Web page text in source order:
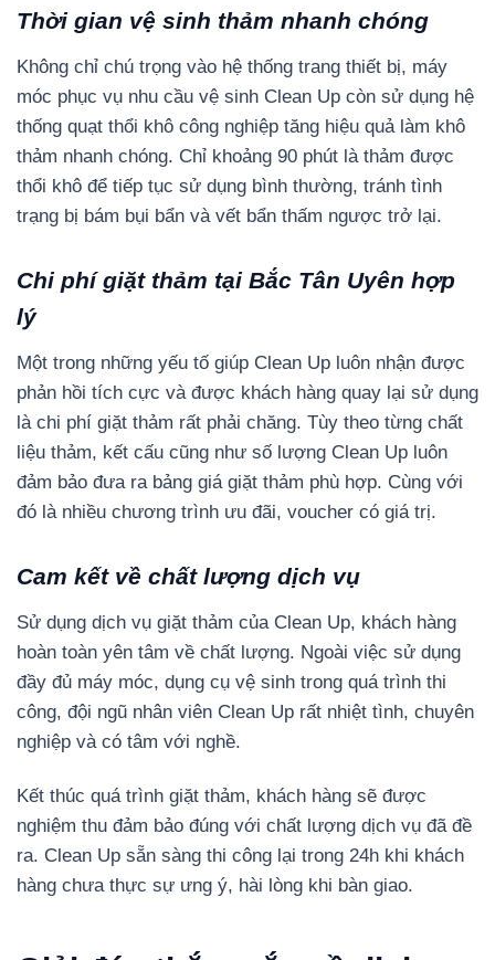
Thời gian vệ sinh thảm nhanh chóng
Không chỉ chú trọng vào hệ thống trang thiết bị, máy
móc phục vụ nhu cầu vệ sinh Clean Up còn sử dụng hệ
thống quạt thổi khô công nghiệp tăng hiệu quả làm khô
thảm nhanh chóng. Chỉ khoảng 90 phút là thảm được
thổi khô để tiếp tục sử dụng bình thường, tránh tình
trạng bị bám bụi bẩn và vết bẩn thấm ngược trở lại.
Chi phí giặt thảm tại Bắc Tân Uyên hợp
lý
Một trong những yếu tố giúp Clean Up luôn nhận được
phản hồi tích cực và được khách hàng quay lại sử dụng
là chi phí giặt thảm rất phải chăng. Tùy theo từng chất
liệu thảm, kết cấu cũng như số lượng Clean Up luôn
đảm bảo đưa ra bảng giá giặt thảm phù hợp. Cùng với
đó là nhiều chương trình ưu đãi, voucher có giá trị.
Cam kết về chất lượng dịch vụ
Sử dụng dịch vụ giặt thảm của Clean Up, khách hàng
hoàn toàn yên tâm về chất lượng. Ngoài việc sử dụng
đầy đủ máy móc, dụng cụ vệ sinh trong quá trình thi
công, đội ngũ nhân viên Clean Up rất nhiệt tình, chuyên
nghiệp và có tâm với nghề.
Kết thúc quá trình giặt thảm, khách hàng sẽ được
nghiệm thu đảm bảo đúng với chất lượng dịch vụ đã đề
ra. Clean Up sẵn sàng thi công lại trong 24h khi khách
hàng chưa thực sự ưng ý, hài lòng khi bàn giao.